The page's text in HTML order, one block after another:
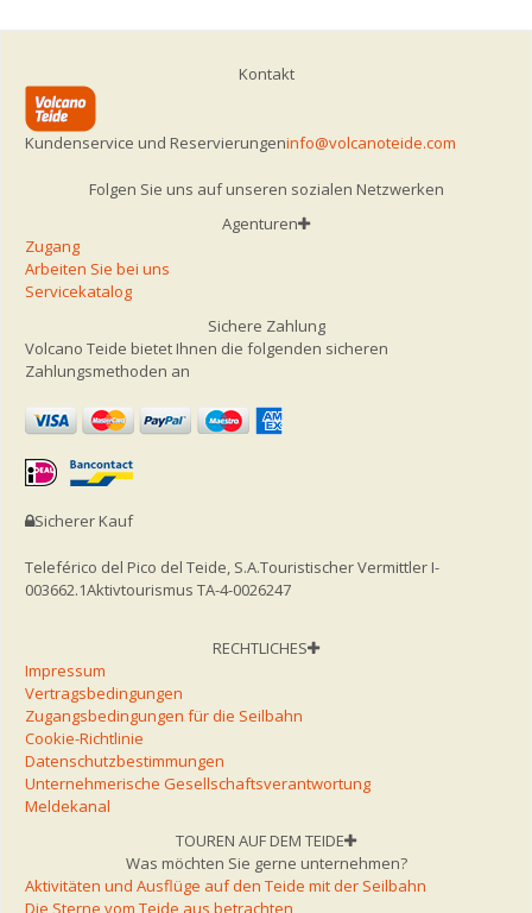
Kontakt
Kundenservice und Reservierungeninfo@volcanoteide.com
Folgen Sie uns auf unseren sozialen Netzwerken
Agenturen
Zugang
Arbeiten Sie bei uns
Servicekatalog
Sichere Zahlung
Volcano Teide bietet Ihnen die folgenden sicheren
Zahlungsmethoden an
Sicherer Kauf
Teleférico del Pico del Teide, S.A.Touristischer Vermittler I-
003662.1Aktivtourismus TA-4-0026247
RECHTLICHES
Impressum
Vertragsbedingungen
Zugangsbedingungen für die Seilbahn
Cookie-Richtlinie
Datenschutzbestimmungen
Unternehmerische Gesellschaftsverantwortung
Meldekanal
TOUREN AUF DEM TEIDE
Was möchten Sie gerne unternehmen?
Aktivitäten und Ausflüge auf den Teide mit der Seilbahn
Die Sterne vom Teide aus betrachten